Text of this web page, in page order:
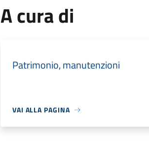
A cura di
Patrimonio, manutenzioni
VAI ALLA PAGINA